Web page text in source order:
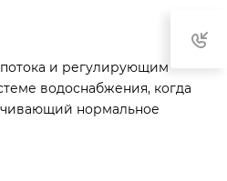
и регулирующим
водоснабжения, когда
нормальное